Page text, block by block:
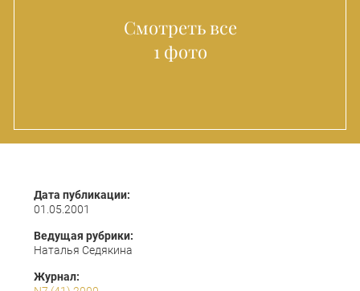
Смотреть все
1 фото
Дата публикации:
01.05.2001
Ведущая рубрики:
Наталья Седякина
Журнал: